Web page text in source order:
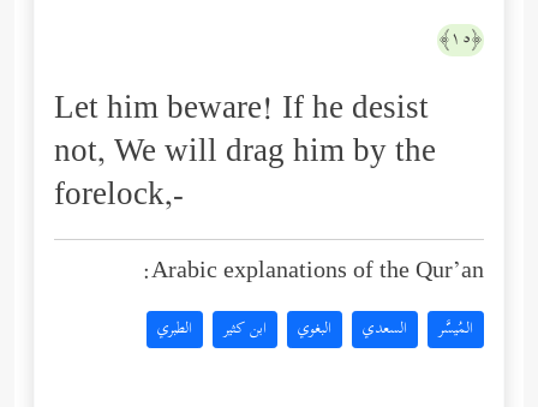
﴿١٥﴾
Let him beware! If he desist
not, We will drag him by the
forelock,-
Arabic explanations of the Qur’an:
المُيسَّر السعدي البغوي ابن كثير الطبري